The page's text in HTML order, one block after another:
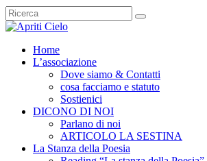
Home
L’associazione
Dove siamo & Contatti
cosa facciamo e statuto
Sostienici
DICONO DI NOI
Parlano di noi
ARTICOLO LA SESTINA
La Stanza della Poesia